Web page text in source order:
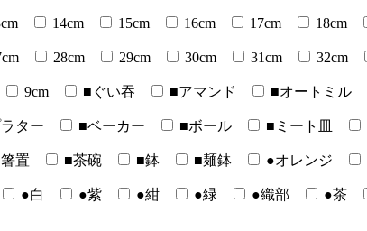
14cm 15cm 16cm 17cm 18cm
28cm 29cm 30cm 31cm 32cm
9cm ■ぐい吞 ■アマンド ■オートミル
ター ■ベーカー ■ボール ■ミート皿
置 ■茶碗 ■鉢 ■麺鉢 ●オレンジ
●白 ●紫 ●紺 ●緑 ●織部 ●茶